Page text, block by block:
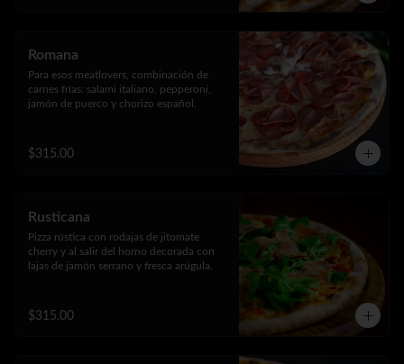
Romana
Para esos meatlovers, combinación de
carnes frías: salami italiano, pepperoni,
jamón de puerco y chorizo español.
$315.00
Rusticana
Pizza rústica con rodajas de jitomate
cherry y al salir del horno decorada con
lajas de jamón serrano y fresca arúgula.
$315.00